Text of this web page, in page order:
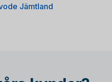
Jämtland